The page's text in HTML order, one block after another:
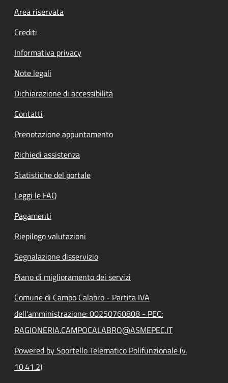
Footer menu
Area riservata
Crediti
Informativa privacy
Note legali
Dichiarazione di accessibilità
Contatti
Prenotazione appuntamento
Richiedi assistenza
Statistiche del portale
Leggi le FAQ
Pagamenti
Riepilogo valutazioni
Segnalazione disservizio
Piano di miglioramento dei servizi
Comune di Campo Calabro - Partita IVA
dell'amministrazione: 00250760808 - PEC:
RAGIONERIA.CAMPOCALABRO@ASMEPEC.IT
Powered by Sportello Telematico Polifunzionale (v.
10.41.2)